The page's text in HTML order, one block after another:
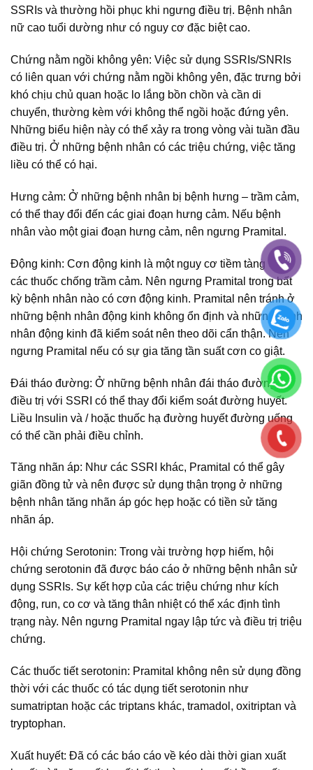
SSRIs và thường hồi phục khi ngưng điều trị. Bệnh nhân
nữ cao tuổi dường như có nguy cơ đặc biệt cao.
Chứng nằm ngồi không yên: Việc sử dụng SSRIs/SNRIs
có liên quan với chứng nằm ngồi không yên, đặc trưng bởi
khó chịu chủ quan hoặc lo lắng bồn chồn và cần di
chuyển, thường kèm với không thể ngồi hoặc đứng yên.
Những biểu hiện này có thể xảy ra trong vòng vài tuần đầu
điều trị. Ở những bệnh nhân có các triệu chứng, việc tăng
liều có thể có hại.
Hưng cảm: Ở những bệnh nhân bị bệnh hưng – trầm cảm,
có thể thay đổi đến các giai đoạn hưng cảm. Nếu bệnh
nhân vào một giai đoạn hưng cảm, nên ngưng Pramital.
Động kinh: Cơn động kinh là một nguy cơ tiềm tàng với
các thuốc chống trầm cảm. Nên ngưng Pramital trong bất
kỳ bệnh nhân nào có cơn động kinh. Pramital nên tránh ở
những bệnh nhân động kinh không ổn định và những bệnh
nhân động kinh đã kiểm soát nên theo dõi cẩn thận. Nên
ngưng Pramital nếu có sự gia tăng tần suất cơn co giật.
Đái tháo đường: Ở những bệnh nhân đái tháo đường,
điều trị với SSRI có thể thay đổi kiểm soát đường huyết.
Liều Insulin và / hoặc thuốc hạ đường huyết đường uống
có thể cần phải điều chỉnh.
Tăng nhãn áp: Như các SSRI khác, Pramital có thể gây
giãn đồng tử và nên được sử dụng thận trọng ở những
bệnh nhân tăng nhãn áp góc hẹp hoặc có tiền sử tăng
nhãn áp.
Hội chứng Serotonin: Trong vài trường hợp hiếm, hội
chứng serotonin đã được báo cáo ở những bệnh nhân sử
dụng SSRIs. Sự kết hợp của các triệu chứng như kích
động, run, co cơ và tăng thân nhiệt có thể xác định tình
trạng này. Nên ngưng Pramital ngay lập tức và điều trị triệu
chứng.
Các thuốc tiết serotonin: Pramital không nên sử dụng đồng
thời với các thuốc có tác dụng tiết serotonin như
sumatriptan hoặc các triptans khác, tramadol, oxitriptan và
tryptophan.
Xuất huyết: Đã có các báo cáo về kéo dài thời gian xuất